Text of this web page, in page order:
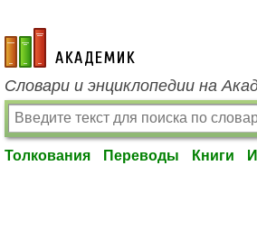
academic.ru
Словари и энциклопедии на
Толкования Переводы Книги